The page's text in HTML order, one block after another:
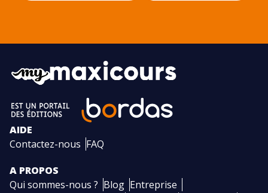
AIDE
Contactez-nous FAQ
A PROPOS
Qui sommes-nous ? Blog Entreprise